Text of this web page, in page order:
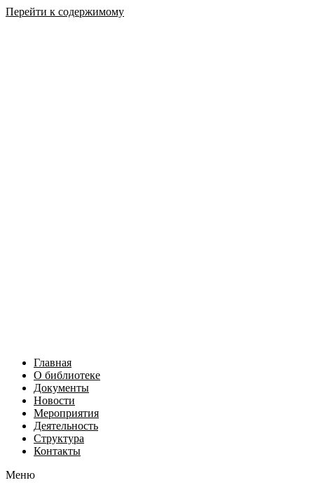
Перейти к содержимому
Главная
О библиотеке
Документы
Новости
Мероприятия
Деятельность
Структура
Контакты
Меню